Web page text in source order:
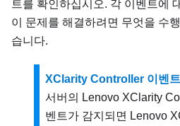
트를 확인하십시오. 각 이벤트에
이 문제를 해결하려면 무엇을 수
습니다.
XClarity Controller 이벤트
서버의
Lenovo XClarity
벤트가 감지되면 Lenovo